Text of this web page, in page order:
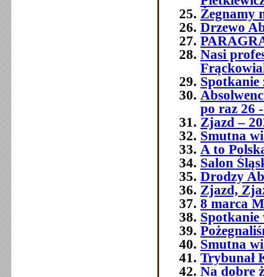
Żegnamy
Drzewo
Nasi
Spotkanie
po raz 26
Zjazd –
Smutna
A to
Salon
Drodzy
Zjazd,
8 marca
Spotkanie
Smutna
Trybunał
Na dobre